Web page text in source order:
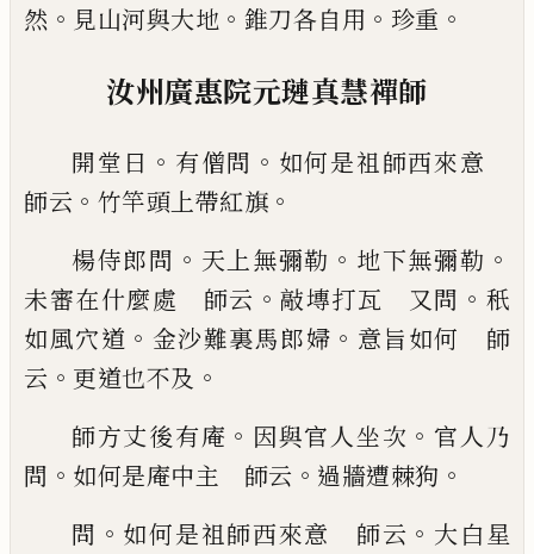
然 。 見山河與大地 。 錐刀各自用 。 珍重 。
汝州廣惠院元璉真慧禪師
開堂日 。 有僧問 。 如何是祖師西來意
師云 。 竹竿頭上帶紅旗 。
楊侍郎問 。 天上無彌勒 。 地下無彌勒 。
未審在什麼處 師云 。敲塼打瓦 又問 。 秖
如風穴道 。 金沙難裏馬郎婦 。 意旨如何 師
云 。 更道也不及 。
師方丈後有庵 。 因與官人坐次 。 官人乃
問 。 如何是庵中主 師云 。 過牆遭棘狗 。
問 。 如何是祖師西來意 師云 。 大白星